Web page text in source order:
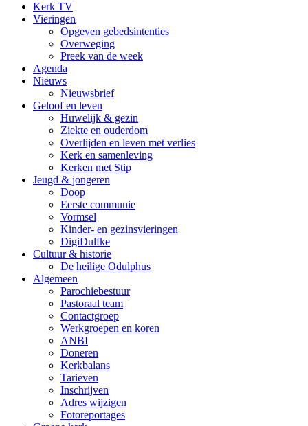
Kerk TV
Vieringen
Opgeven gebedsintenties
Overweging
Preek van de week
Agenda
Nieuws
Nieuwsbrief
Geloof en leven
Huwelijk & gezin
Ziekte en ouderdom
Overlijden en leven met verlies
Kerk en samenleving
Kerken met Stip
Jeugd & jongeren
Doop
Eerste communie
Vormsel
Kinder- en gezinsvieringen
DigiDulfke
Cultuur & historie
De heilige Odulphus
Algemeen
Parochiebestuur
Pastoraal team
Contactgroep
Werkgroepen en koren
ANBI
Doneren
Kerkbalans
Tarieven
Inschrijven
Adres wijzigen
Fotoreportages